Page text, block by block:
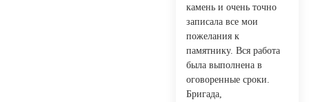
камень и очень точно
записала все мои
пожелания к
памятнику. Вся работа
была выполнена в
оговоренные сроки.
Бригада,